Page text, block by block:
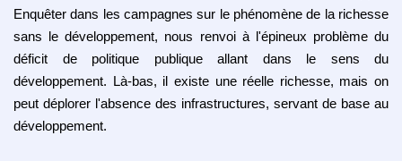
Enquêter dans les campagnes sur le phénomène de la richesse
sans le développement, nous renvoi à l'épineux problème du
déficit de politique publique allant dans le sens du
développement. Là-bas, il existe une réelle richesse, mais on
peut déplorer l'absence des infrastructures, servant de base au
développement.